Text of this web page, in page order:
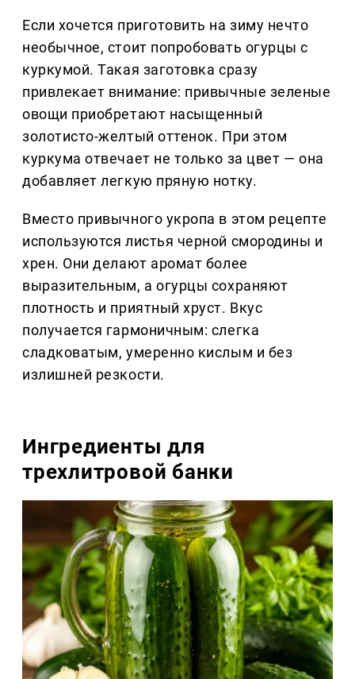
Если хочется приготовить на зиму нечто
необычное, стоит попробовать огурцы с
куркумой. Такая заготовка сразу
привлекает внимание: привычные зеленые
овощи приобретают насыщенный
золотисто-желтый оттенок. При этом
куркума отвечает не только за цвет — она
добавляет легкую пряную нотку.
Вместо привычного укропа в этом рецепте
используются листья черной смородины и
хрен. Они делают аромат более
выразительным, а огурцы сохраняют
плотность и приятный хруст. Вкус
получается гармоничным: слегка
сладковатым, умеренно кислым и без
излишней резкости.
Ингредиенты для
трехлитровой банки